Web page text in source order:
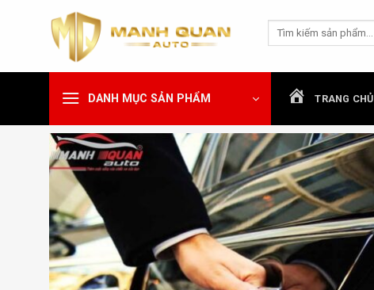
dung
Tìm
DANH MỤC SẢN PHẨM TRANG CHỦ